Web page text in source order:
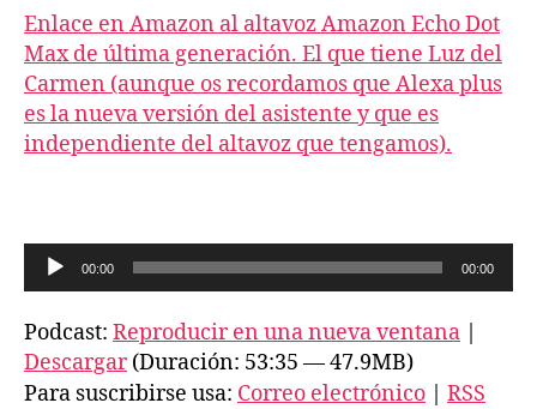
Enlace en Amazon al altavoz Amazon Echo Dot
Max de última generación. El que tiene Luz del
Carmen (aunque os recordamos que Alexa plus
es la nueva versión del asistente y que es
independiente del altavoz que tengamos).
e
p
r
o
00:00 00:00
Podcast: Reproducir en una nueva ventana
Descargar(Duración: 53:35 — 47.9MB)
Para suscribirse usa: Correo electrónico RSS